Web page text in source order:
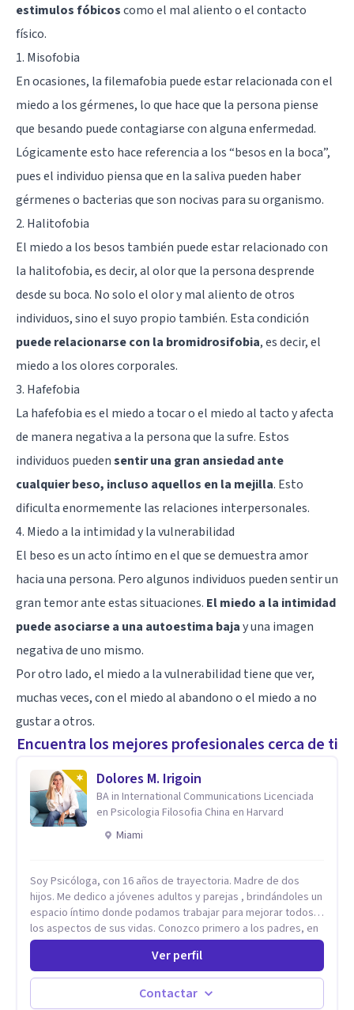
estimulos fóbicoscomo el mal aliento o el contacto
físico.
1. Misofobia
En ocasiones, la filemafobia puede estar relacionada con el
miedo a los gérmenes, lo que hace que la persona piense
que besando puede contagiarse con alguna enfermedad.
Lógicamente esto hace referencia a los “besos en la boca”,
pues el individuo piensa que en la saliva pueden haber
gérmenes o bacterias que son nocivas para su organismo.
2. Halitofobia
El miedo a los besos también puede estar relacionado con
la halitofobia, es decir, al olor que la persona desprende
desde su boca. No solo el olor y mal aliento de otros
individuos, sino el suyo propio también. Esta condición
puede relacionarse con la bromidrosifobia, es decir, el
miedo a los olores corporales.
3. Hafefobia
La hafefobia es el miedo a tocar o el miedo al tacto y afecta
de manera negativa a la persona que la sufre. Estos
individuos puedensentir una gran ansiedad ante
cualquier beso, incluso aquellos en la mejilla. Esto
dificulta enormemente las relaciones interpersonales.
4. Miedo a la intimidad y la vulnerabilidad
El beso es un acto íntimo en el que se demuestra amor
hacia una persona. Pero algunos individuos pueden sentir un
gran temor ante estas situaciones. El miedo a la intimidad
puede asociarse a una autoestima bajay una imagen
negativa de uno mismo.
Por otro lado, el miedo a la vulnerabilidad tiene que ver,
muchas veces, con el miedo al abandono o el miedo a no
gustar a otros.
Encuentra los mejores profesionales cerca de ti
Dolores M. Irigoin
BA in International Communications Licenciada
en Psicologia Filosofia China en Harvard
Miami
Soy Psicóloga, con 16 años de trayectoria. Madre de dos
hijos. Me dedico a jóvenes adultos y parejas , brindándoles un
espacio íntimo donde podamos trabajar para mejorar todos
los aspectos de sus vidas. Conozco primero a los padres, en
el caso de niños u adolescentes, para luego seguir la terapia
con sus hijos, apuntalándolos en su futuro personal,
universitario y profesional, siempre conteniendo
paralelamente a los padres y brindándoles un espacio de
Ver perfil
Contactar